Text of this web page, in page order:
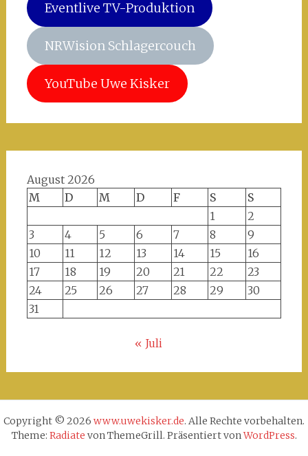
Eventlive TV-Produktion
NRWision Schlagercouch
YouTube Uwe Kisker
August 2026
M
D M D F S
S
1
2
3
4 5 6 7 8
9
10
11 12 13 14 15
16
17
18 19 20 21 22
23
24
25 26 27 28 29
30
31
« Juli
Copyright © 2026 www.uwekisker.de. Alle Rechte vorbehalten.
Theme: Radiate von ThemeGrill. Präsentiert vonWordPress.